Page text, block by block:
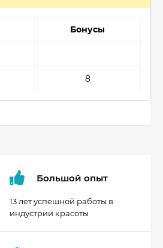
Бонусы
8
Большой опыт
13 лет успешной работы в
индустрии красоты